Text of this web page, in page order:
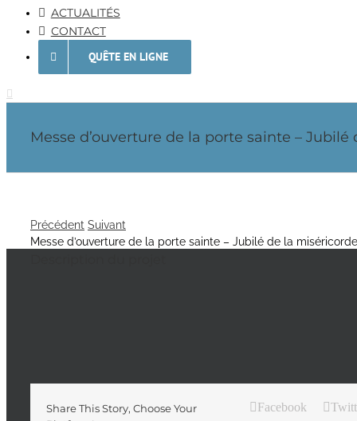
ACTUALITÉS
CONTACT
QUÊTE EN LIGNE
Messe d’ouverture de la porte sainte –
Précédent Suivant
Messe d’ouverture de la porte sainte – Jubilé de la miséricorde
Share This Story, Choose Your
Facebook